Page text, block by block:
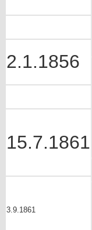
2.1.1856
15.7.1861
3.9.1861